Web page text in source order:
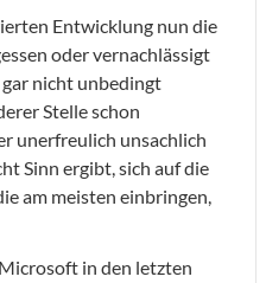
Entwicklung nun die
oder vernachlässigt
nicht unbedingt
Stelle schon
unerfreulich unsachlich
Sinn ergibt, sich auf die
am meisten einbringen,
in den letzten